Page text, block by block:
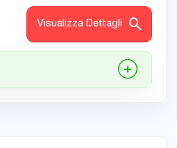
Visualizza Dettagli